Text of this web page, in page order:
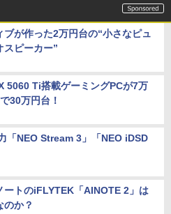
ブが作った2万円台の“小さなピュ
スピーカー”
5060 Ti搭載ゲーミングPCが7万
30万円台！
「NEO Stream 3」「NEO iDSD
ートのiFLYTEK「AINOTE 2」は
のか？